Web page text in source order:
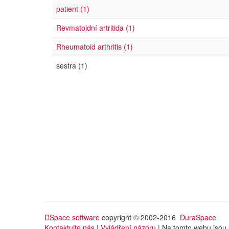
patient (1)
Revmatoidní artritida (1)
Rheumatoid arthritis (1)
sestra (1)
DSpace software copyright © 2002-2016 DuraSpace